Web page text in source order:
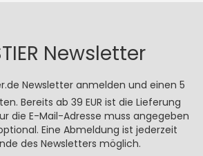
Newsletter
Newsletter anmelden und einen 5
Bereits ab 39 EUR ist die Lieferung
die E-Mail-Adresse muss angegeben
Eine Abmeldung ist jederzeit
des Newsletters möglich.